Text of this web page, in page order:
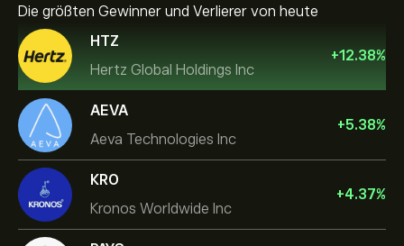
Die größten Gewinner und Verlierer von heute
HTZ
Hertz Global Holdings Inc
+12.38%
AEVA
Aeva Technologies Inc
+5.38%
KRO
Kronos Worldwide Inc
+4.37%